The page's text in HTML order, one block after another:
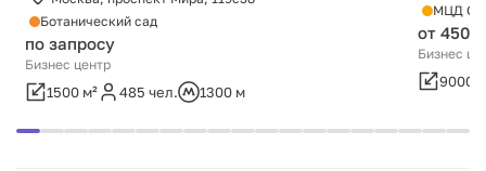
Ботанический сад
по запросу
Бизнес центр
1500 м² 485 чел. 1300 м
МЦД
от 450
Бизнес
9000